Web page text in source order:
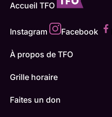
Accueil TFO
Instagram Facebook
À propos de TFO
Grille horaire
Faites un don